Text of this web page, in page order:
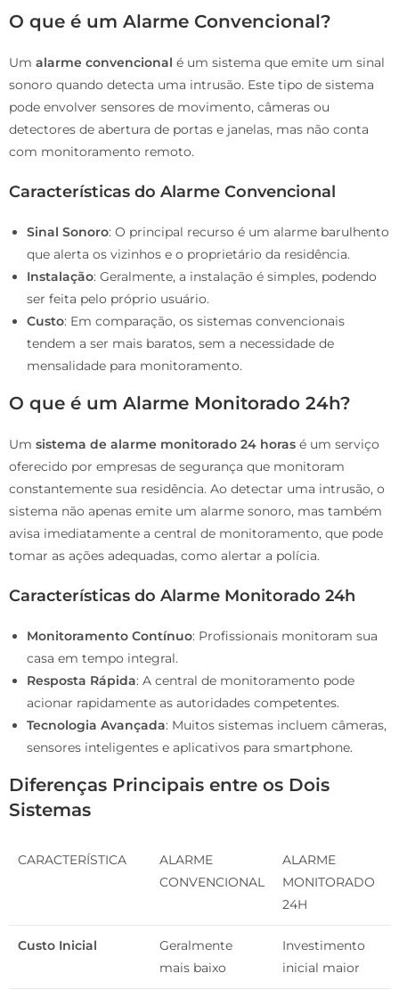
O que é um Alarme Convencional?
Um alarme convencional é um sistema que emite um sinal
sonoro quando detecta uma intrusão. Este tipo de sistema
pode envolver sensores de movimento, câmeras ou
detectores de abertura de portas e janelas, mas não conta
com monitoramento remoto.
Características do Alarme Convencional
Sinal Sonoro: O principal recurso é um alarme barulhento
que alerta os vizinhos e o proprietário da residência.
Instalação: Geralmente, a instalação é simples, podendo
ser feita pelo próprio usuário.
Custo: Em comparação, os sistemas convencionais
tendem a ser mais baratos, sem a necessidade de
mensalidade para monitoramento.
O que é um Alarme Monitorado 24h?
Um sistema de alarme monitorado 24 horas é um serviço
oferecido por empresas de segurança que monitoram
constantemente sua residência. Ao detectar uma intrusão, o
sistema não apenas emite um alarme sonoro, mas também
avisa imediatamente a central de monitoramento, que pode
tomar as ações adequadas, como alertar a polícia.
Características do Alarme Monitorado 24h
Monitoramento Contínuo: Profissionais monitoram sua
casa em tempo integral.
Resposta Rápida: A central de monitoramento pode
acionar rapidamente as autoridades competentes.
Tecnologia Avançada: Muitos sistemas incluem câmeras,
sensores inteligentes e aplicativos para smartphone.
Diferenças Principais entre os Dois
Sistemas
CARACTERÍSTICA
ALARME
CONVENCIONAL
ALARME
MONITORADO
24H
Custo Inicial
Geralmente
mais baixo
Investimento
inicial maior